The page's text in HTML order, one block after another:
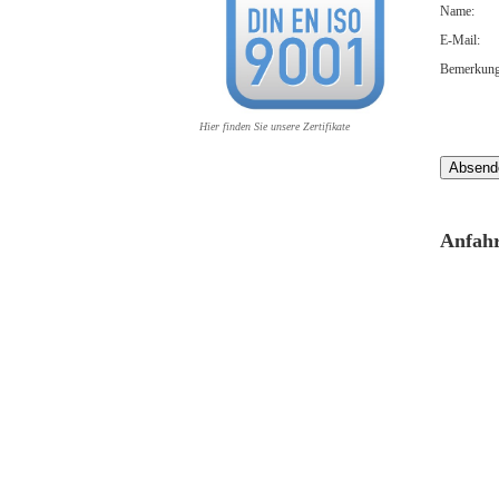
Hier finden Sie unsere Zertifikate
Name:
E-Mail: